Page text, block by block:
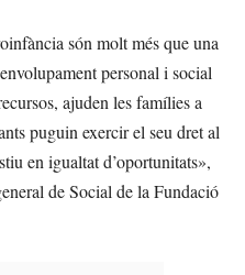
són molt més que una
personal i social
ajuden les famílies a
puguin exercir el seu dret al
en igualtat d’oportunitats»,
de Social de la Fundació